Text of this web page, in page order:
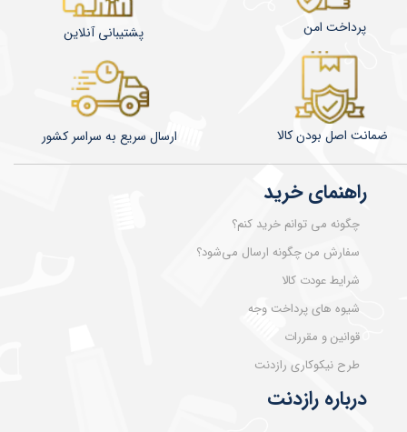
درباره رازدنت
راهنمای خرید
چگونه می توانم خرید کنم؟
سفارش من چگونه ارسال می‌شود؟
شرایط عودت کالا
شیوه های پرداخت وجه
قوانین و مقررات
طرح نیکوکاری رازدنت
​​​​ارسال سریع به سراسر کشور ضمانت اصل بودن کالا
پشتیبانی آنلاین پرداخت امن